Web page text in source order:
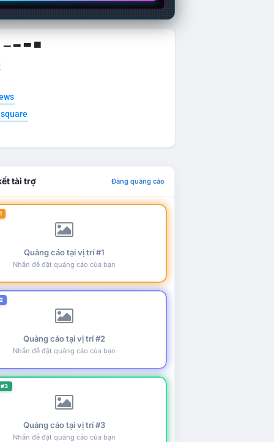
▁ ▂ ▃ ▄
tài trợ Đăng quảng cáo
Quảng cáo tại vị trí #1
Nhấn để đặt quảng cáo của bạn
Quảng cáo tại vị trí #2
Nhấn để đặt quảng cáo của bạn
Quảng cáo tại vị trí #3
Nhấn để đặt quảng cáo của bạn